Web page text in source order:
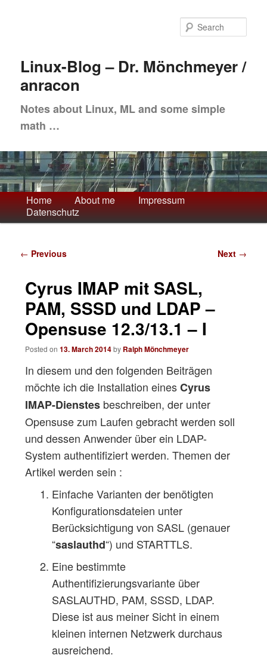
contentLinux-Blog – Dr. Mönchmeyer /
anracon
Notes about Linux, ML and some simple
math …
Main
menu
Home About me
Impressum
Datenschutz
Post
← Previous Next →
Cyrus IMAP mit SASL,
PAM, SSSD und LDAP –
Opensuse 12.3/13.1 – I
Posted on 13. March 2014by Ralph Mönchmeyer
In diesem und den folgenden Beiträgen
möchte ich die Installation einesCyrus
IMAP-Dienstesbeschreiben, der unter
Opensuse zum Laufen gebracht werden soll
und dessen Anwender über ein LDAP-
System authentifiziert werden. Themen der
Artikel werden sein :
Einfache Varianten der benötigten
Konfigurationsdateien unter
Berücksichtigung von SASL (genauer
“saslauthd“) und STARTTLS.
Eine bestimmte
Authentifizierungsvariante über
SASLAUTHD, PAM, SSSD, LDAP.
Diese ist aus meiner Sicht in einem
kleinen internen Netzwerk durchaus
ausreichend.